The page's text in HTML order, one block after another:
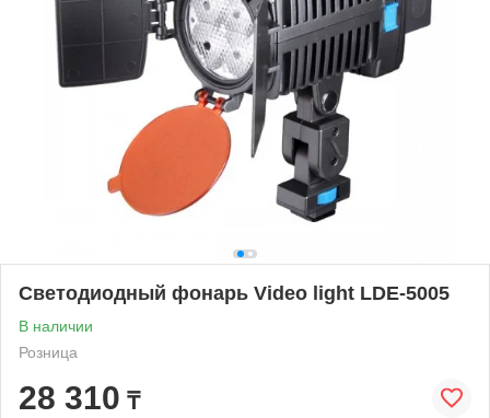
Светодиодный фонарь Video light LDE-5005
В наличии
Розница
28 310 ₸